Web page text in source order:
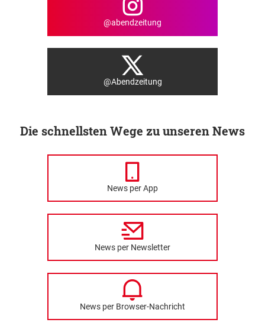
@abendzeitung
@Abendzeitung
Die schnellsten Wege zu unseren News
News per App
News per Newsletter
News per Browser-Nachricht